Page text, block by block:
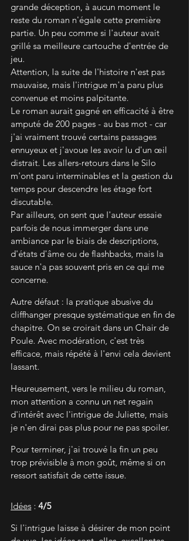
grande déception, à aucun moment le
reste du roman n'égale cette première
partie. Un peu comme si l'auteur avait
grillé sa meilleure cartouche d'entrée de
jeu.
Attention, la suite de l'histoire n'est pas
mauvaise, mais l'intrigue m'a paru plus
convenue et moins palpitante.
Le roman aurait gagné en efficacité à être
amputé de 200 pages - au bas mot - car
j'ai vraiment trouvé certains passages
ennuyeux et j'avoue les avoir lu d'un œil
distrait. Les allers-retours dans le Silo
m'ont paru interminables et la gestion du
temps pour descendre les étage fort
discutable.
Par ailleurs, on sent que l'auteur essaie
parfois de nous immerger dans une
ambiance par le biais de descriptions,
d'états d'âme ou de flashbacks, mais la
sauce n'a pas souvent pris en ce qui me
concerne.
Autre défaut : la pratique abusive du
cliffhanger presque systématique en fin de
chapitre. On se croirait dans un Chair de
Poule. Avec modération, c'est très
efficace, mais répété à l'envi cela devient
lassant.
Heureusement, vers le milieu du roman,
mon attention a connu un net regain
d'intérêt avec l'intrigue de Juliette, mais
je n'en dirai pas plus pour ne pas spoiler.
Pour terminer, j'ai trouvé la fin un peu
trop prévisible à mon goût, même si on
ressort satisfait de cette issue.
Idées : 4/5
Si l'intrigue laisse à désirer de mon point